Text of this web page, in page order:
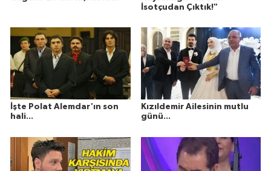
İsotçudan Çıktık!"
İşte Polat Alemdar'ın son
hali...
Kızıldemir Ailesinin mutlu
günü...